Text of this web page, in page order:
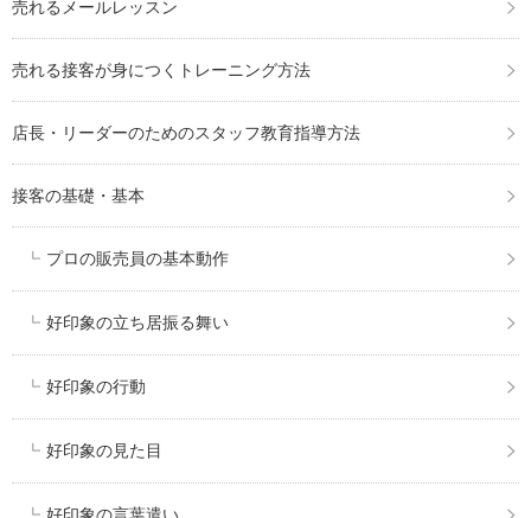
売れるメールレッスン
売れる接客が身につくトレーニング方法
店長・リーダーのためのスタッフ教育指導方法
接客の基礎・基本
プロの販売員の基本動作
好印象の立ち居振る舞い
好印象の行動
好印象の見た目